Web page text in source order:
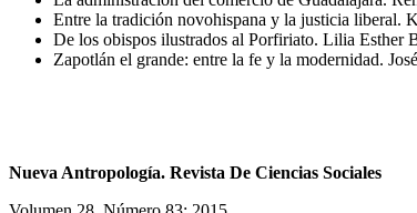
Entre la tradición novohispana y la justicia liberal.
De los obispos ilustrados al Porfiriato. Lilia Esther
Zapotlán el grande: entre la fe y la modernidad.
Nueva Antropología. Revista De Ciencias Sociales